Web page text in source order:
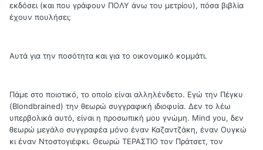
εκδόσει (και που γράφουν ΠΟΛΥ άνω του μετρίου), πόσα βιβλία
έχουν πουλήσει;
Αυτά για την ποσότητα και για το οικονομικό κομμάτι.
Πάμε στο ποιοτικό, το οποίο είναι αλληλένδετο. Εγώ την Πέγκυ
(Blondbrained) την θεωρώ συγγραφική ιδιοφυία. Δεν το λέω
υπερβολικά αυτό, είναι η προσωπική μου γνώμη. Mind you, δεν
θεωρώ μεγάλο συγγραφέα μόνο έναν Καζαντζάκη, έναν Ουγκώ
κι έναν Ντοστογιέφκι. Θεωρώ ΤΕΡΑΣΤΙΟ τον Πράτσετ, τον